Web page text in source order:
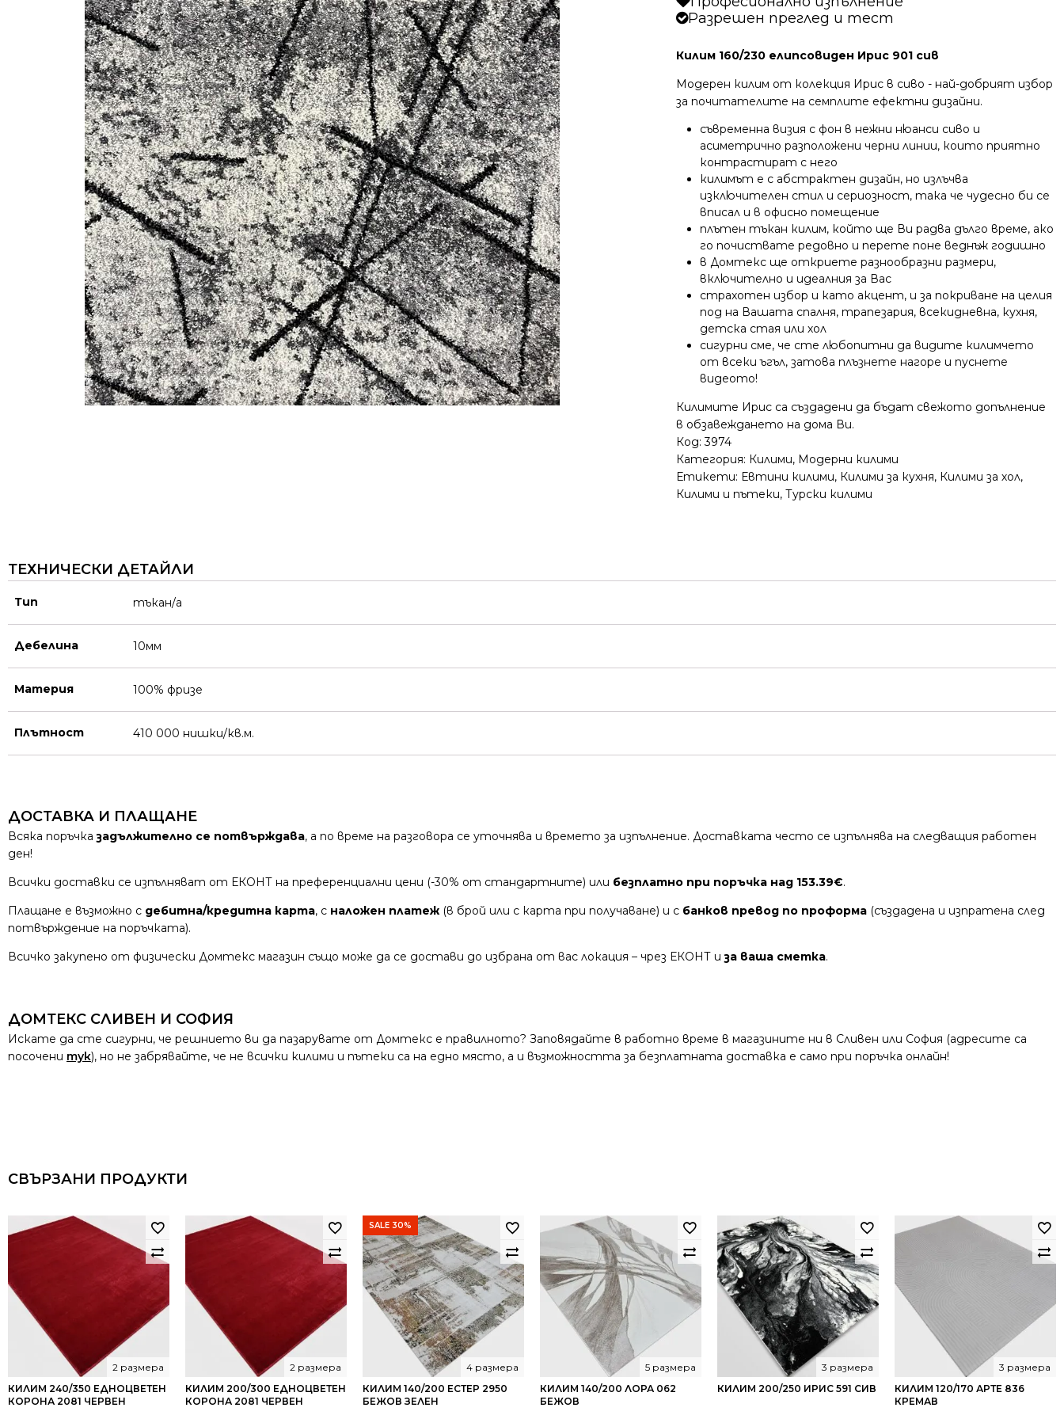
Разрешен преглед и тест
Килим 160/230 елипсовиден Ирис 901 сив
Модерен килим от колекция Ирис в сиво - най-добрият избор
за почитателите на семплите ефектни дизайни.
съвременна визия с фон в нежни нюанси сиво и
асиметрично разположени черни линии, които приятно
контрастират с него
килимът е с абстрактен дизайн, но излъчва
изключителен стил и сериозност, така че чудесно би се
вписал и в офисно помещение
плътен тъкан килим, който ще Ви радва дълго време, ако
го почиствате редовно и перете поне веднъж годишно
в Домтекс ще откриете разнообразни размери,
включително и идеалния за Вас
страхотен избор и като акцент, и за покриване на целия
под на Вашата спалня, трапезария, всекидневна, кухня,
детска стая или хол
сигурни сме, че сте любопитни да видите килимчето
от всеки ъгъл, затова плъзнете нагоре и пуснете
видеото!
Килимите Ирис са създадени да бъдат свежото допълнение
в обзавеждането на дома Ви.
Код:3974
Категория: Килими, Модерни килими
Етикети: Евтини килими, Килими за кухня, Килими за хол,
Килими и пътеки,Турски килими
ТЕХНИЧЕСКИ ДЕТАЙЛИ
Тип тъкан/а
Дебелина 10мм
Материя 100% фризе
Плътност 410 000 нишки/кв.м.
ДОСТАВКА И ПЛАЩАНЕ
Всяка поръчказадължително се потвърждава, а по време на разговора се уточнява и времето за изпълнение. Доставката често се изпълнява на следващия работен
ден!
Всички доставки се изпълняват от ЕКОНТ на преференциални цени (-30% от стандартните) или безплатно при поръчка над 153.39€.
Плащане е възможно с дебитна/кредитна карта, с наложен платеж (в брой или с карта при получаване) и с банков превод по проформа (създадена и изпратена след
потвърждение на поръчката).
Всичко закупено от физически Домтекс магазин също може да се достави до избрана от вас локация – чрез ЕКОНТ иза ваша сметка.
ДОМТЕКС СЛИВЕН И СОФИЯ
Искате да сте сигурни, че решнието ви да пазарувате от Домтекс е правилното? Заповядайте в работно време в магазините ни в Сливен или София (адресите са
посочени тук), но не забрявайте, че не всички килими и пътеки са на едно място, а и възможността за безплатната доставка е само при поръчка онлайн!
СВЪРЗАНИ ПРОДУКТИ
КИЛИМ 240/350 ЕДНОЦВЕТЕН
КОРОНА 2081 ЧЕРВЕН
2 размера
КИЛИМ 200/300 ЕДНОЦВЕТЕН
КОРОНА 2081 ЧЕРВЕН
2 размера
SALE 30%
КИЛИМ 140/200 ЕСТЕР 2950
БЕЖОВ ЗЕЛЕН
4 размера
КИЛИМ 140/200 ЛОРА 062
БЕЖОВ
5 размера
КИЛИМ 200/250 ИРИС 591 СИВ
3 размера
КИЛИМ 120/170 АРТЕ 836
КРЕМАВ
3 размера